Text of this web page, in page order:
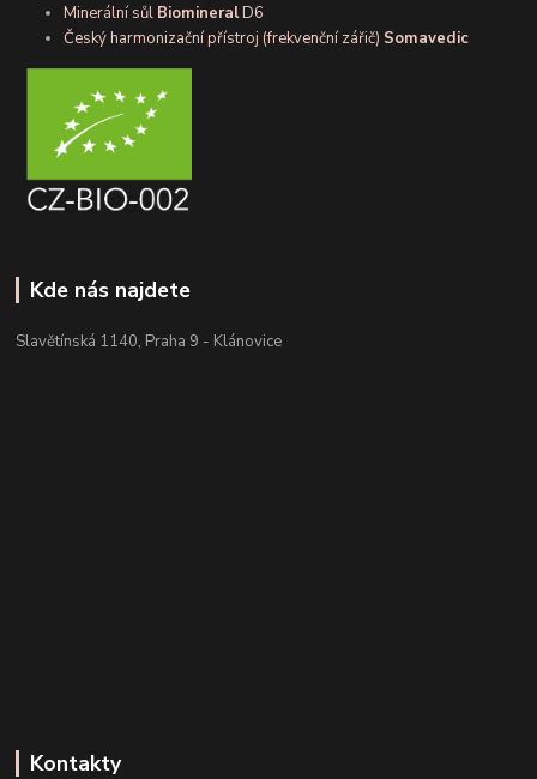
Minerální sůl BiomineralD6
Český harmonizační přístroj (frekvenční zářič) Somavedic
Kde nás najdete
Slavětínská 1140, Praha 9 - Klánovice
Kontakty